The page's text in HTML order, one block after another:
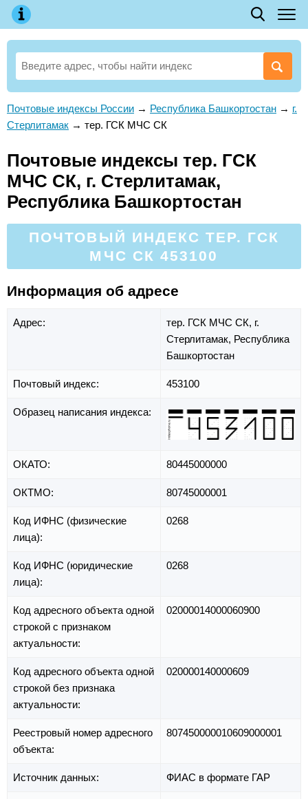
Почтовые индексы России → Республика Башкортостан → г.
Стерлитамак → тер. ГСК МЧС СК
Почтовые индексы тер. ГСК
МЧС СК, г. Стерлитамак,
Республика Башкортостан
ПОЧТОВЫЙ ИНДЕКС ТЕР. ГСК
МЧС СК 453100
Информация об адресе
Адрес: тер. ГСК МЧС СК, г.
Стерлитамак, Республика
Башкортостан
Почтовый индекс: 453100
Образец написания индекса:
ОКАТО: 80445000000
ОКТМО: 80745000001
Код ИФНС (физические
лица):
0268
Код ИФНС (юридические
лица):
0268
Код адресного объекта одной
строкой с признаком
актуальности:
02000014000060900
Код адресного объекта одной
строкой без признака
актуальности:
020000140000609
Реестровый номер адресного
объекта:
807450000010609000001
Источник данных: ФИАС в формате ГАР